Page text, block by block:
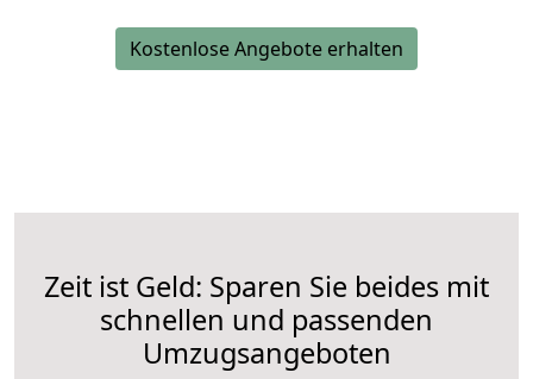
Kostenlose Angebote erhalten
Zeit ist Geld: Sparen Sie beides mit
schnellen und passenden
Umzugsangeboten